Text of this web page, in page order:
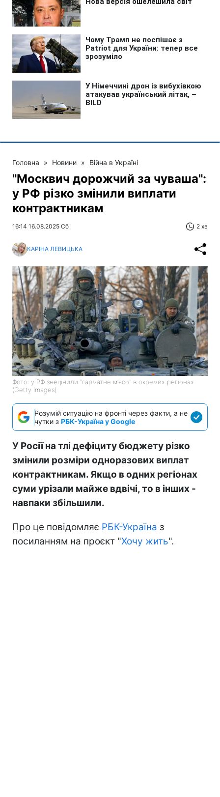
Головна » Новини » Війна в Україні
"Москвич дорожчий за чуваша":
у РФ різко змінили виплати
контрактникам
16:14 16.08.2025 Сб 2 хв
КАРІНА ЛЕВИЦЬКА
Фото: у РФ знецінили "гарматне м’ясо" в окремих регіонах
(Getty Images)
Розумій ситуацію на фронті через факти, а не
чутки з РБК-Україна у Google
У Росії на тлі дефіциту бюджету різко
змінили розміри одноразових виплат
контрактникам. Якщо в одних регіонах
суми урізали майже вдвічі, то в інших -
навпаки збільшили.
Про це повідомляє РБК-Україна з
посиланням на проєкт "Хочу жить".